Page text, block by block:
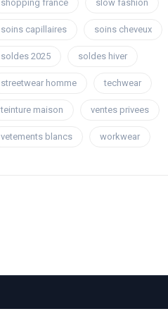
shopping france slow fashion
soins capillaires soins cheveux
soldes 2025 soldes hiver
streetwear homme techwear
teinture maison ventes privees
vetements blancs workwear